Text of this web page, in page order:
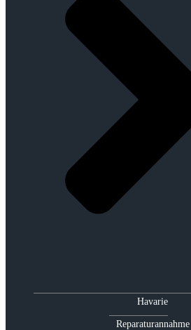
Havarie
Reparaturannahme